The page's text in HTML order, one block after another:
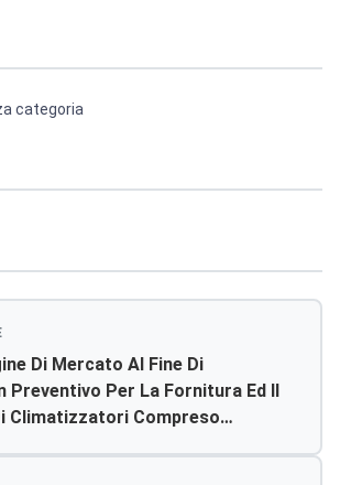
categoria
Di Mercato Al Fine Di
Preventivo Per La Fornitura Ed Il
Climatizzatori Compreso